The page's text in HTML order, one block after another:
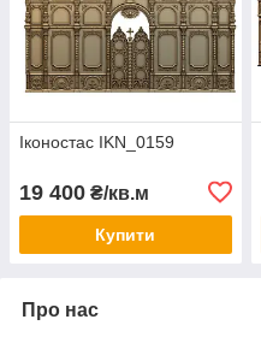
Іконостас IKN_0159
19 400 ₴/кв.м
Купити
Про нас